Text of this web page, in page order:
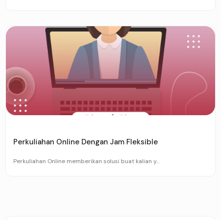
Perkuliahan Online Dengan Jam Fleksible
Perkuliahan Online memberikan solusi buat kalian y...